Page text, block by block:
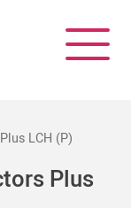
LCH (P)
Plus